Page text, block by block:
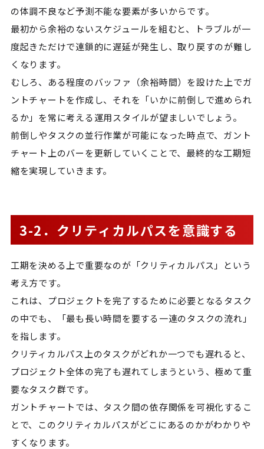
の体調不良など予測不能な要素が多いからです。
最初から余裕のないスケジュールを組むと、トラブルが一
度起きただけで連鎖的に遅延が発生し、取り戻すのが難し
くなります。
むしろ、ある程度のバッファ（余裕時間）を設けた上でガ
ントチャートを作成し、それを「いかに前倒しで進められ
るか」を常に考える運用スタイルが望ましいでしょう。
前倒しやタスクの並行作業が可能になった時点で、ガント
チャート上のバーを更新していくことで、最終的な工期短
縮を実現していきます。
3-2．クリティカルパスを意識する
工期を決める上で重要なのが「クリティカルパス」という
考え方です。
これは、プロジェクトを完了するために必要となるタスク
の中でも、「最も長い時間を要する一連のタスクの流れ」
を指します。
クリティカルパス上のタスクがどれか一つでも遅れると、
プロジェクト全体の完了も遅れてしまうという、極めて重
要なタスク群です。
ガントチャートでは、タスク間の依存関係を可視化するこ
とで、このクリティカルパスがどこにあるのかがわかりや
すくなります。